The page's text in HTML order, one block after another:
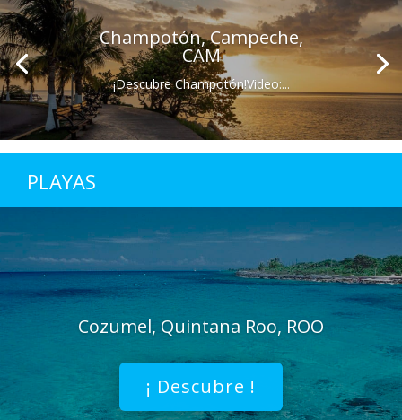
Champotón, Campeche,
CAM
¡Descubre Champotón!Video:...
PLAYAS
Cozumel, Quintana Roo, ROO
¡ Descubre !